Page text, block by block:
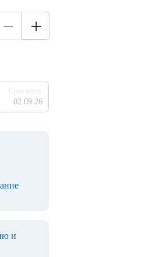
Срок изгот.
02.09.26
и